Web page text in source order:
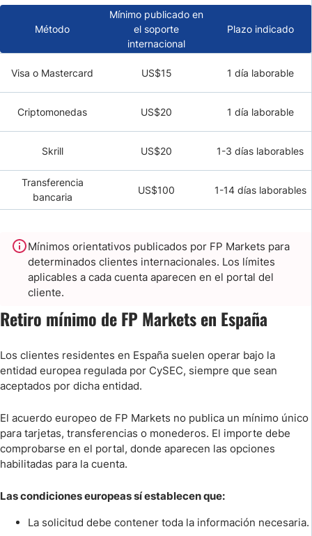
Método
Mínimo publicado en
el soporte
internacional
Plazo indicado
Visa o Mastercard US$15 1 día laborable
Criptomonedas US$20 1 día laborable
Skrill US$20 1-3 días laborables
Transferencia
bancaria
US$100 1-14 días laborables
Mínimos orientativos publicados por FP Markets para
determinados clientes internacionales. Los límites
aplicables a cada cuenta aparecen en el portal del
cliente.
Retiro mínimo de FP Markets en España
Los clientes residentes en España suelen operar bajo la
entidad europea regulada por CySEC, siempre que sean
aceptados por dicha entidad.
El acuerdo europeo de FP Markets no publica un mínimo único
para tarjetas, transferencias o monederos. El importe debe
comprobarse en el portal, donde aparecen las opciones
habilitadas para la cuenta.
Las condiciones europeas sí establecen que:
La solicitud debe contener toda la información necesaria.